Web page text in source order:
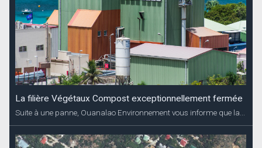
La filière Végétaux Compost exceptionnellement fermée
Suite à une panne, Ouanalao Environnement vous informe que la...